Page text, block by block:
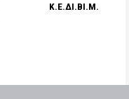
Κ.Ε.ΔΙ.ΒΙ.Μ.